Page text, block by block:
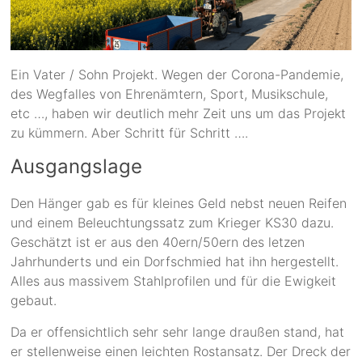
Ein Vater / Sohn Projekt. Wegen der Corona-Pandemie,
des Wegfalles von Ehrenämtern, Sport, Musikschule,
etc …, haben wir deutlich mehr Zeit uns um das Projekt
zu kümmern. Aber Schritt für Schritt ….
Ausgangslage
Den Hänger gab es für kleines Geld nebst neuen Reifen
und einem Beleuchtungssatz zum Krieger KS30 dazu.
Geschätzt ist er aus den 40ern/50ern des letzen
Jahrhunderts und ein Dorfschmied hat ihn hergestellt.
Alles aus massivem Stahlprofilen und für die Ewigkeit
gebaut.
Da er offensichtlich sehr sehr lange draußen stand, hat
er stellenweise einen leichten Rostansatz. Der Dreck der